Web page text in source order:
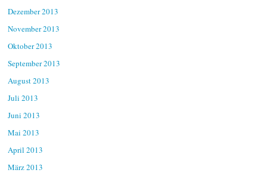
Dezember 2013
November 2013
Oktober 2013
September 2013
August 2013
Juli 2013
Juni 2013
Mai 2013
April 2013
März 2013